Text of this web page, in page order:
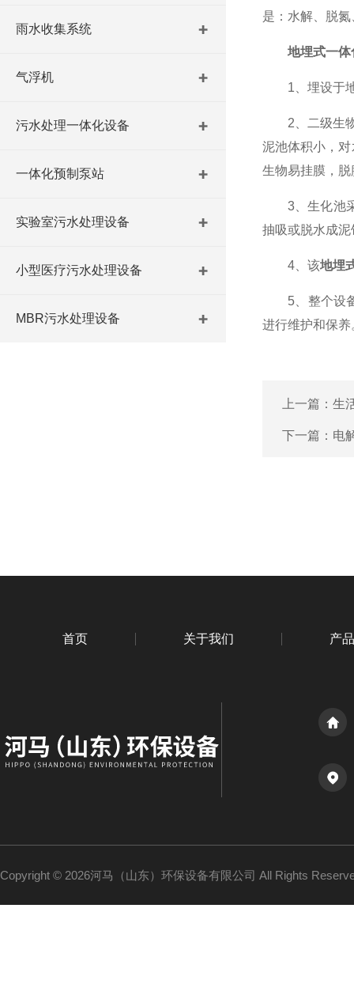
雨水收集系统
气浮机
污水处理一体化设备
一体化预制泵站
实验室污水处理设备
小型医疗污水处理设备
MBR污水处理设备
是：水解、脱
地埋式一
1、埋设于地
2、二级生物
泥池体积小，
生物易挂膜，
3、生化池采
抽吸或脱水成泥
4、该地埋
5、整个设备
进行维护和保养
上一篇： 生
下一篇： 电
首页 关于我们 产
Copyright © 2026河马（山东）环保设备有限公司 All Rights